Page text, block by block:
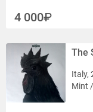
4 000
The
Italy,
Mint